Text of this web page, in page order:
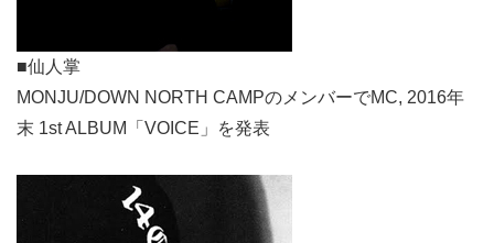
■仙人掌
MONJU/DOWN NORTH CAMPのメンバーでMC, 2016年
末 1st ALBUM「VOICE」を発表